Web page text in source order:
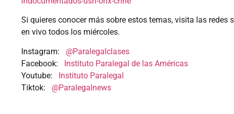
Si quieres conocer más sobre estos temas, visita las
en vivo todos los miércoles.
Instagram: @Paralegalclases
Facebook: Instituto Paralegal de las Américas
Youtube: Instituto Paralegal
Tiktok: @Paralegalnews